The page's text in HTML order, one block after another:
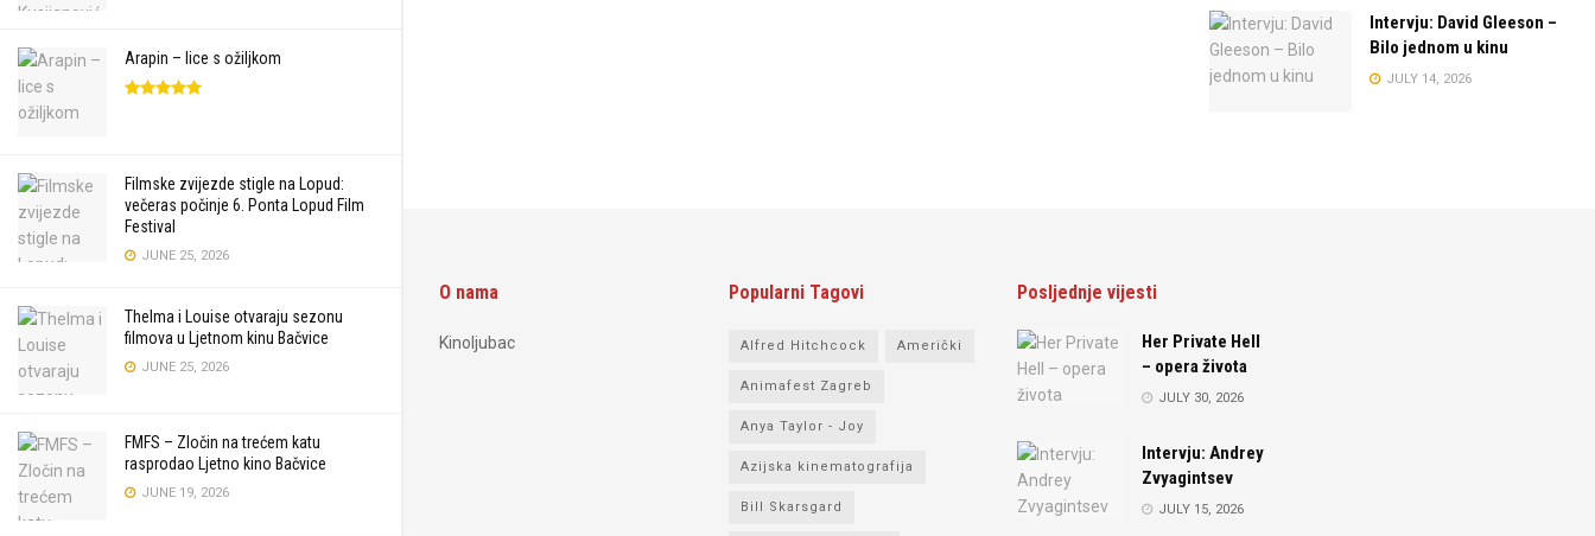
Arapin – lice s ožiljkom
Filmske zvijezde stigle na Lopud:
večeras počinje 6. Ponta Lopud Film
Festival
JUNE 25, 2026
Thelma i Louise otvaraju sezonu
filmova u Ljetnom kinu Bačvice
JUNE 25, 2026
FMFS – Zločin na trećem katu
rasprodao Ljetno kino Bačvice
JUNE 19, 2026
Intervju: David Gleeson –
Bilo jednom u kinu
JULY 14, 2026
O nama
Kinoljubac
Popularni Tagovi
Alfred Hitchcock Američki
Animafest Zagreb
Anya Taylor - Joy
Azijska kinematografija
Bill Skarsgard
Posljednje vijesti
Her Private Hell
– opera života
JULY 30, 2026
Intervju: Andrey
Zvyagintsev
JULY 15, 2026